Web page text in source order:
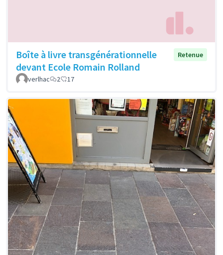
Boîte à livre transgénérationnelle
devant Ecole Romain Rolland
Retenue
verlhac 2 17